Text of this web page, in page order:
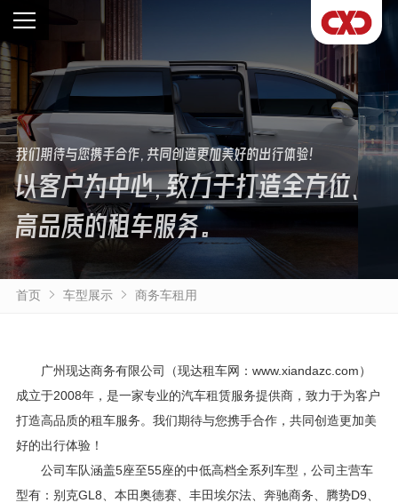
我们期待与您携手合作，共同创造更加美好的出行体验！
以客户为中心，致力于打造全方位、
高品质的租车服务。
首页 车型展示 商务车租用
广州现达商务有限公司（现达租车网：www.xiandazc.com）
成立于2008年，是一家专业的汽车租赁服务提供商，致力于为客户
打造高品质的租车服务。我们期待与您携手合作，共同创造更加美
好的出行体验！
公司车队涵盖5座至55座的中低高档全系列车型，公司主营车
型有：别克GL8、本田奥德赛、丰田埃尔法、奔驰商务、腾势D9、